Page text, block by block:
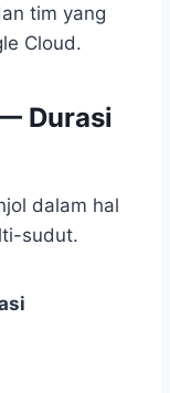
tim yang
Cloud.
Durasi
dalam hal
sudut.